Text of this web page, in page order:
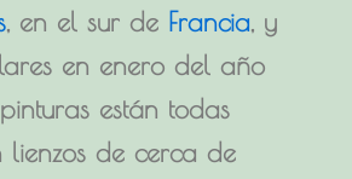
, en el sur de Francia, y
en enero del año
están todas
lienzos de cerca de